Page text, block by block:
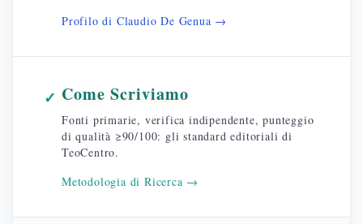
Profilo di Claudio De Genua →
✓ Come Scriviamo
Fonti primarie, verifica indipendente, punteggio
di qualità ≥90/100: gli standard editoriali di
TeoCentro.
Metodologia di Ricerca →